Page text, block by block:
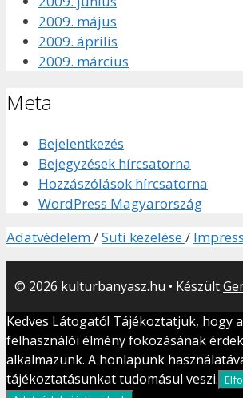
2009. május
2009. április
2009. március
Meta
Bejelentkezés
Bejegyzések hírcsatorna
Hozzászólások hírcsatorna
WordPress Magyarország
Adatvédelem/Süti kezelése/
© 2026 kulturbanyasz.hu • Készült
Kedves Látogató! Tájékoztatjuk, hogy
felhasználói élmény fokozásának
alkalmazunk. A honlapunk
tájékoztatásunkat tudomásul veszi.